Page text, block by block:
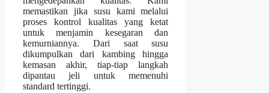
memastikan jika susu kami melalui
proses kontrol kualitas yang ketat
untuk menjamin kesegaran dan
kemurniannya. Dari saat susu
dikumpulkan dari kambing hingga
kemasan akhir, tiap-tiap langkah
dipantau jeli untuk memenuhi
standard tertinggi.